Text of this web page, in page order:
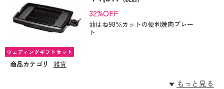
ウェディングギフトセット
32%OFF
油はね98％カットの便利焼肉プレー
ト
商品カテゴリ 雑貨
もっと見る